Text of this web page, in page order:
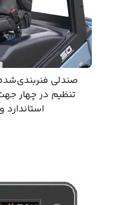
صندلی
تنظیم در چهار
استاندارد